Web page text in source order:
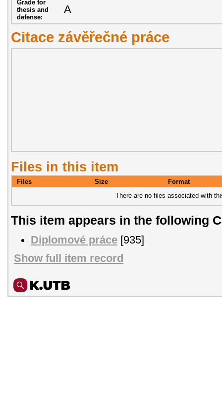
Grade for
thesis and
defense:
A
Citace závěřečné práce
Files in this item
Files Size
Format
There are no files associated with
This item appears in the following
Diplomové práce [935]
Show full item record